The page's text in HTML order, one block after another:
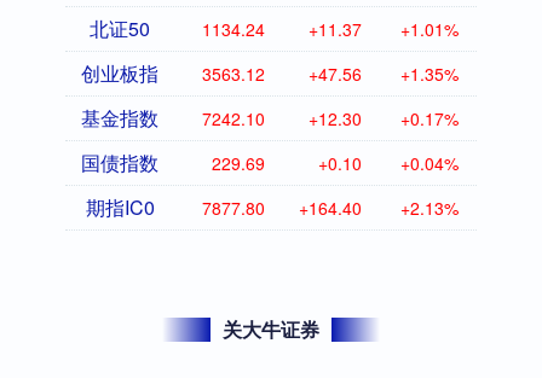
北证50 1134.24 +11.37 +1.01%
创业板指 3563.12 +47.56 +1.35%
基金指数 7242.10 +12.30 +0.17%
国债指数 229.69 +0.10 +0.04%
期指IC0 7877.80 +164.40 +2.13%
关大牛证券